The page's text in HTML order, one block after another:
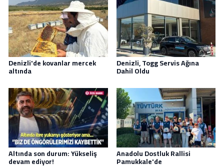
Denizli'de kovanlar mercek
altında
Denizli, Togg Servis Ağına
Dahil Oldu
Altında son durum: Yükseliş
devam ediyor!
Anadolu Dostluk Rallisi
Pamukkale'de